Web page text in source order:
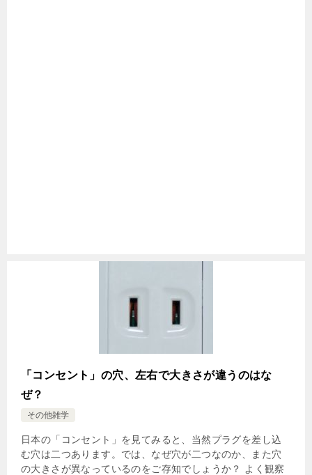
「コンセント」の穴、左右で大きさが違うのはな
ぜ？
その他雑学
日本の「コンセント」を見てみると、当然プラグを差し込
む穴は二つあります。では、なぜ穴が二つなのか、また穴
の大きさが異なっているのをご存知でしょうか？ よく観察